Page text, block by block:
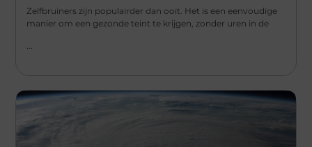
Zelfbruiners zijn populairder dan ooit. Het is een eenvoudige
manier om een gezonde teint te krijgen, zonder uren in de
...